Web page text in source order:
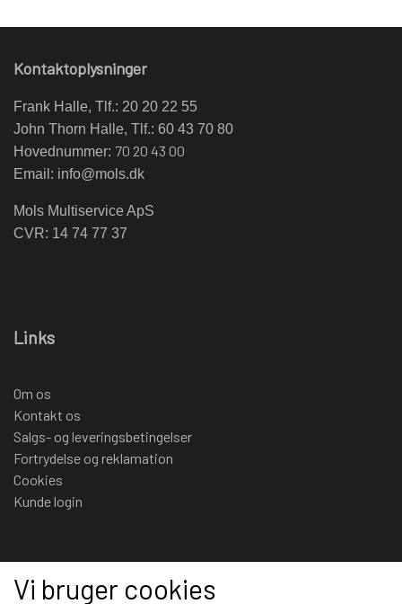
Kontaktoplysninger
Frank Halle, Tlf.: 20 20 22 55
John Thorn Halle, Tlf.: 60 43 70 80
Hovednummer: 70 20 43 00
Email: info@mols.dk
Mols Multiservice ApS
CVR: 14 74 77 37
Links
Om os
Kontakt os
Salgs- og leveringsbetingelser
Fortrydelse og reklamation
Cookies
Kunde login
Sociale medier
Vi bruger cookies